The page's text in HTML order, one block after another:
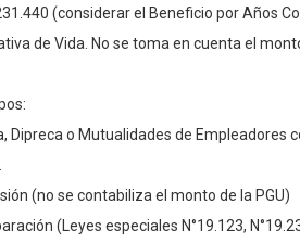
(considerar el Beneficio por Años
de Vida. No se toma en cuenta el
Dipreca o Mutualidades de Empleadores
(no se contabiliza el monto de la PGU)
(Leyes especiales N°19.123,